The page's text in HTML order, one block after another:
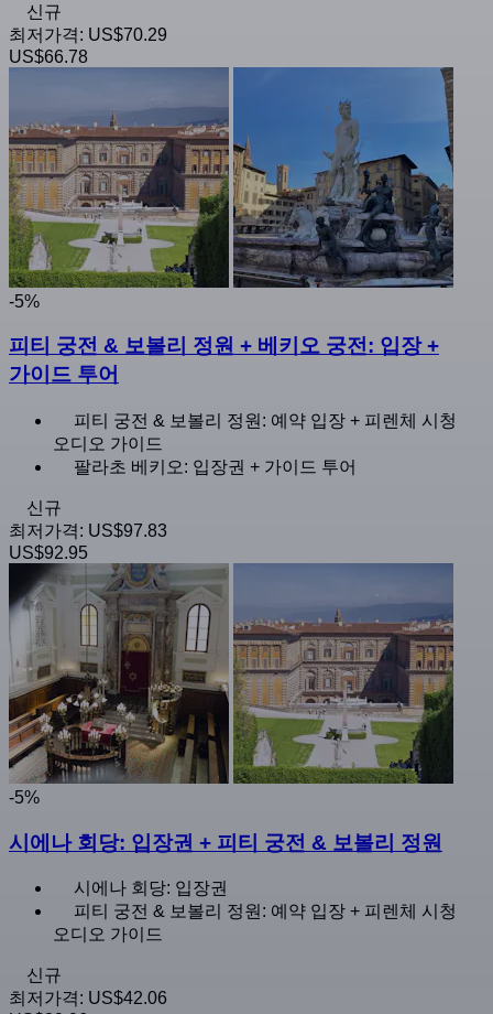
신규
최저가격: US$70.29
US$66.78
-5%
피티 궁전 & 보볼리 정원 + 베키오 궁전: 입장 +
가이드 투어
피티 궁전 & 보볼리 정원: 예약 입장 + 피렌체 시청
오디오 가이드
팔라초 베키오: 입장권 + 가이드 투어
신규
최저가격: US$97.83
US$92.95
-5%
시에나 회당: 입장권 + 피티 궁전 & 보볼리 정원
시에나 회당: 입장권
피티 궁전 & 보볼리 정원: 예약 입장 + 피렌체 시청
오디오 가이드
신규
최저가격: US$42.06